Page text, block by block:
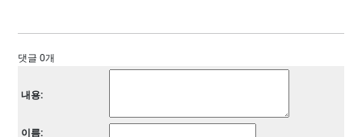
댓글 0개
내용:
이름: